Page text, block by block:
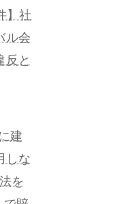
】社
ル会
反と
建
しな
を